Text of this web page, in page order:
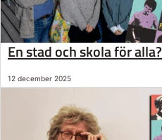
En stad och skola för alla?
12 december 2025